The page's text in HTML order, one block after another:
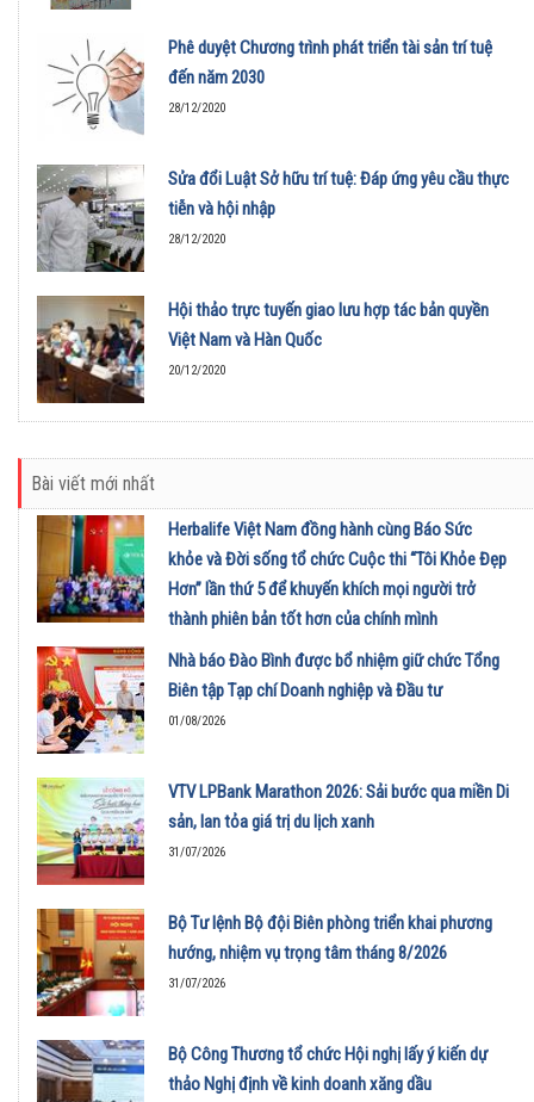
Phê duyệt Chương trình phát triển tài sản trí tuệ
đến năm 2030
28/12/2020
Sửa đổi Luật Sở hữu trí tuệ: Đáp ứng yêu cầu thực
tiễn và hội nhập
28/12/2020
Hội thảo trực tuyến giao lưu hợp tác bản quyền
Việt Nam và Hàn Quốc
20/12/2020
Bài viết mới nhất
Herbalife Việt Nam đồng hành cùng Báo Sức
khỏe và Đời sống tổ chức Cuộc thi “Tôi Khỏe Đẹp
Hơn” lần thứ 5 để khuyến khích mọi người trở
thành phiên bản tốt hơn của chính mình
01/08/2026
Nhà báo Đào Bình được bổ nhiệm giữ chức Tổng
Biên tập Tạp chí Doanh nghiệp và Đầu tư
01/08/2026
VTV LPBank Marathon 2026: Sải bước qua miền Di
sản, lan tỏa giá trị du lịch xanh
31/07/2026
Bộ Tư lệnh Bộ đội Biên phòng triển khai phương
hướng, nhiệm vụ trọng tâm tháng 8/2026
31/07/2026
Bộ Công Thương tổ chức Hội nghị lấy ý kiến dự
thảo Nghị định về kinh doanh xăng dầu